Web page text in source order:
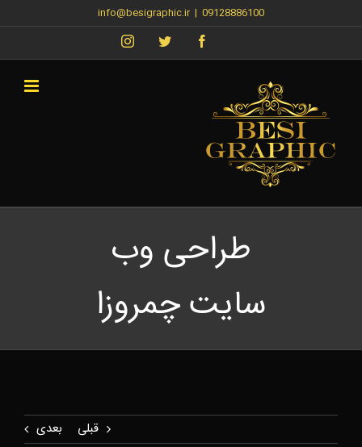
09128886100
|
info@besigraphic.ir
طراحی وب
سایت چمروزا
قبلی بعدی